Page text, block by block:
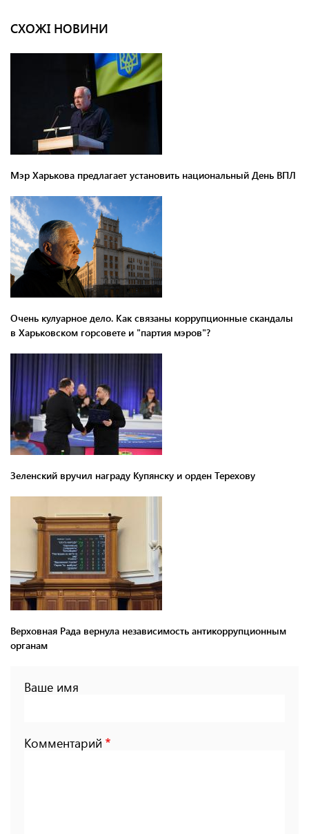
СХОЖІ НОВИНИ
Мэр Харькова предлагает установить национальный День ВПЛ
Очень кулуарное дело. Как связаны коррупционные скандалы
в Харьковском горсовете и "партия мэров"?
Зеленский вручил награду Купянску и орден Терехову
Верховная Рада вернула независимость антикоррупционным
органам
Ваше имя
Комментарий